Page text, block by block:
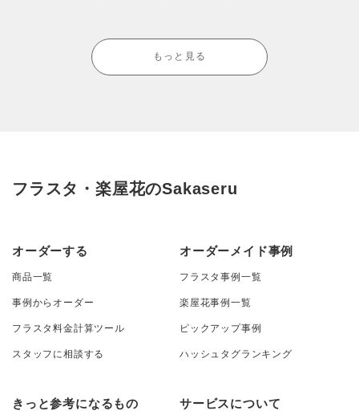
もっと見る
フラスタ・楽屋花のSakaseru
オーダーする
商品一覧
事例からオーダー
フラスタ料金計算ツール
スタッフに相談する
オーダーメイド事例
フラスタ事例一覧
楽屋花事例一覧
ピックアップ事例
ハッシュタグランキング
きっと参考になるもの サービスについて